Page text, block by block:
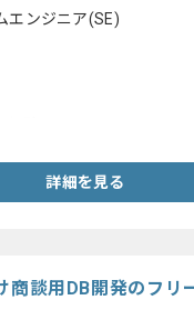
エンジニア(SE)
詳細を見る
商談用DB開発のフ